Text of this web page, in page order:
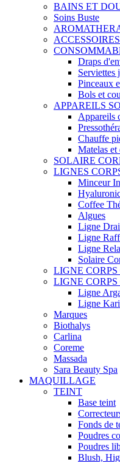
BAINS ET
Soins Buste
Draps
Serviettes
Pinceaux
Bols et
APPAREILS
Appareils
Chauffe
Matelas et
SOLAIRE
LIGNES
Minceur
Coffee
Algues
Ligne
Ligne
Ligne
Solaire
LIGNE CORPS
LIGNE
Ligne
Ligne
Marques
Biothalys
Carlina
Coreme
Massada
Sara Beauty Spa
MAQUILLAGE
TEINT
Base teint
Fonds de
Poudres
Poudres
Blush,